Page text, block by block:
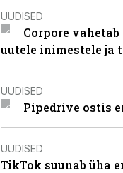
UUDISED
Corpore
uutele inimestele ja
UUDISED
Pipedrive ostis
UUDISED
TikTok suunab üha